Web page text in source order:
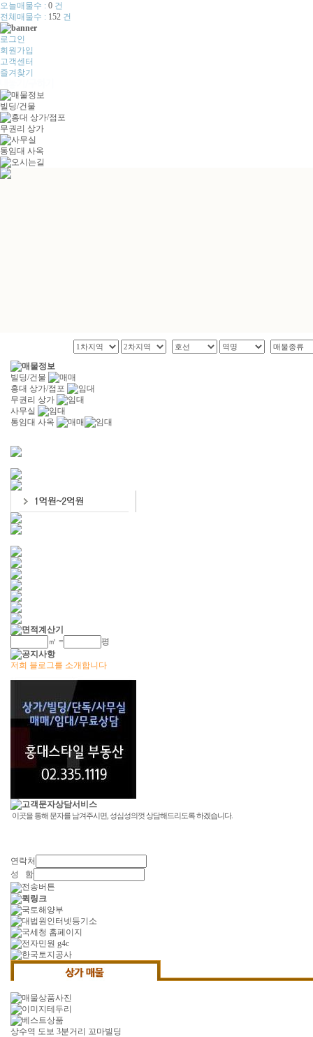
오늘매물수 : 0 건
전체매물수 : 152 건
로그인
회원가입
고객센터
즐겨찾기
빌딩/건물
무권리 상가
통임대 사옥
빌딩/건물
홍대 상가/점포
무권리 상가
사무실
통임대 사옥
㎡ = 평
저희 블로그를 소개합니다
연락처
성 함
상수역 도보 3분거리 꼬마빌딩